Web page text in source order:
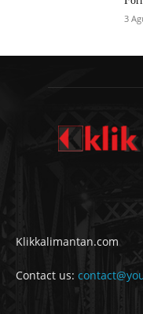
3
Klikkalimantan.com
Contact us: